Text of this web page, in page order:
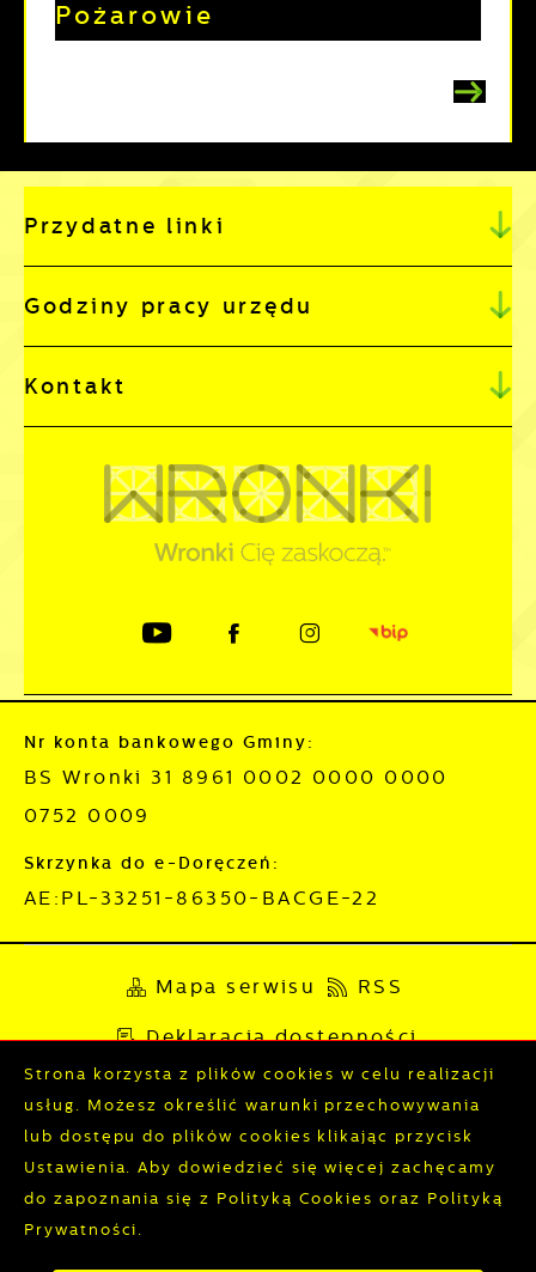
Pożarowie
Przydatne linki
Godziny pracy urzędu
Kontakt
Nr konta bankowego Gminy:
BS Wronki 31 8961 0002 0000 0000
0752 0009
Skrzynka do e-Doręczeń:
AE:PL-33251-86350-BACGE-22
Mapa serwisu RSS
Deklaracja dostępności
Polityka prywatności Sygnalista
Odwiedzin: 3804794 Online: 235
Strona korzysta z plików cookies w celu realizacji
usług. Możesz określić warunki przechowywania
lub dostępu do plików cookies klikając przycisk
Ustawienia. Aby dowiedzieć się więcej zachęcamy
do zapoznania się z Polityką Cookies oraz Polityką
Prywatności.